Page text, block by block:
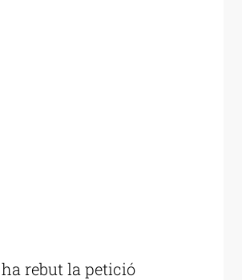
ha rebut la petició